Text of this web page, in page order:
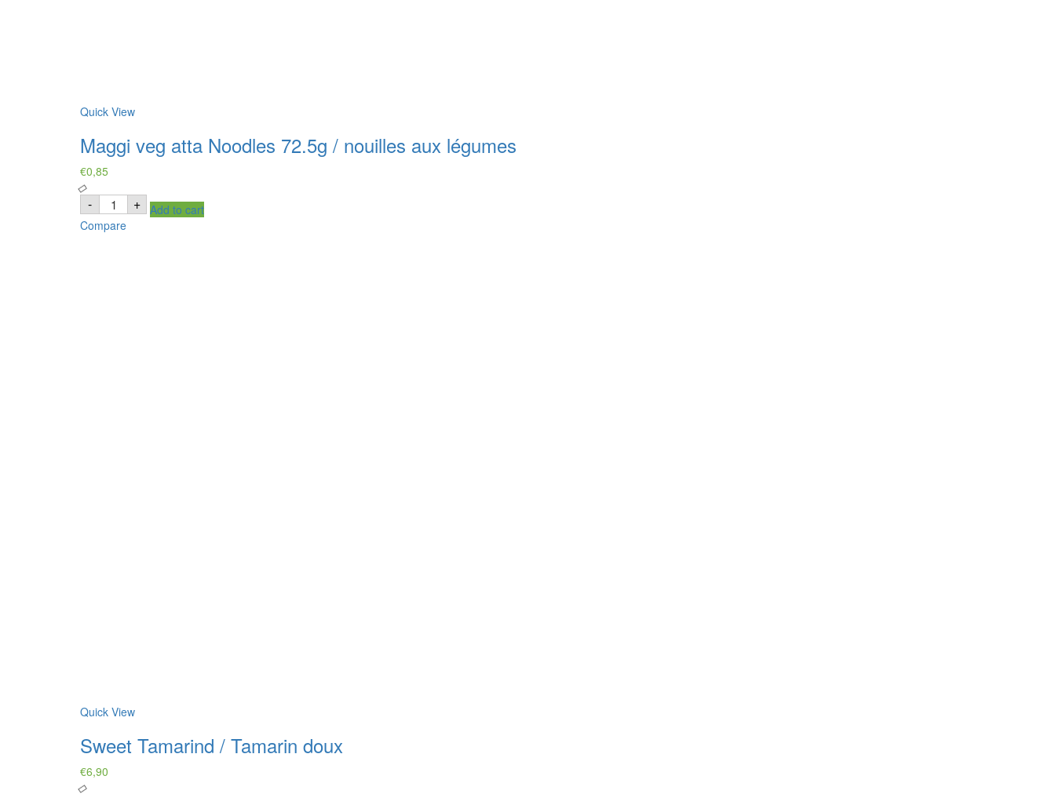
Quick View
Maggi veg atta Noodles 72.5g / nouilles aux légumes
€0,85
- Maggi
veg
atta
Noodles
+ Add to cart
Compare
Quick View
Sweet Tamarind / Tamarin doux
€6,90